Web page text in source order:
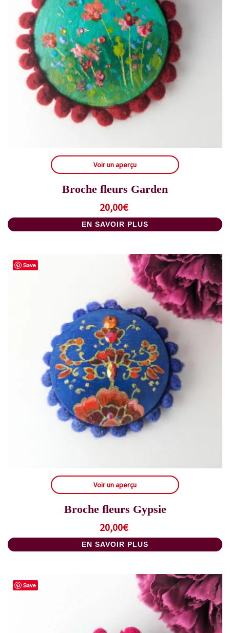
Voir un aperçu
Broche fleurs Garden
20,00€
EN SAVOIR PLUS
Save
Voir un aperçu
Broche fleurs Gypsie
20,00€
EN SAVOIR PLUS
Save